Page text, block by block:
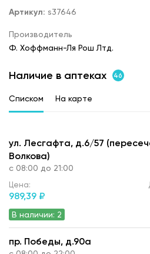
Артикул: s37646
Производитель
Ф. Хоффманн-Ля Рош Лтд.
Наличие в аптеках 46
Списком На карте
ул. Лесгафта, д.6/57
Волкова)
с 08:00 до 21:00
Цена:
989,39 ₽
В наличии: 2
пр. Победы, д.90а